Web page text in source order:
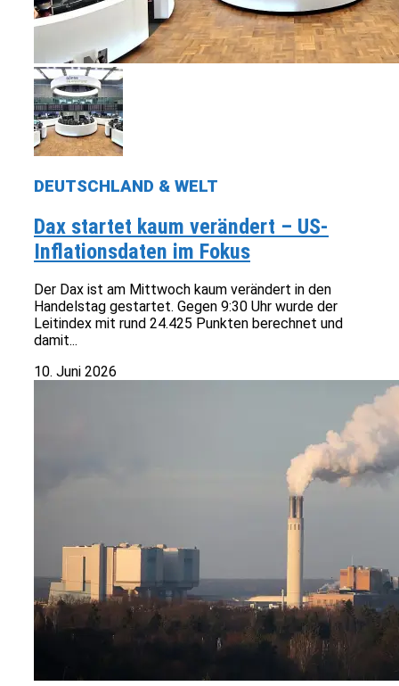
DEUTSCHLAND & WELT
Dax startet kaum verändert – US-
Inflationsdaten im Fokus
Der Dax ist am Mittwoch kaum verändert in den
Handelstag gestartet. Gegen 9:30 Uhr wurde der
Leitindex mit rund 24.425 Punkten berechnet und
damit...
10. Juni 2026